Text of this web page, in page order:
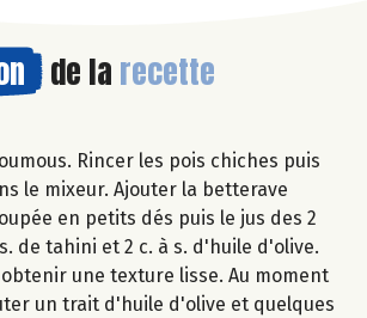
de la recette
Rincer les pois chiches puis
le mixeur. Ajouter la betterave
en petits dés puis le jus des 2
de tahini et 2 c. à s. d'huile d'olive.
une texture lisse. Au moment
un trait d'huile d'olive et quelques